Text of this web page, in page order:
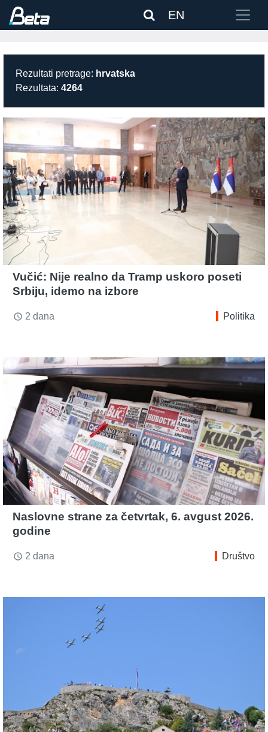
EN
Rezultati pretrage: hrvatska
Rezultata: 4264
Vučić: Nije realno da Tramp uskoro poseti
Srbiju, idemo na izbore
access_time 2 dana Politika
Naslovne strane za četvrtak, 6. avgust 2026.
godine
access_time 2 dana Društvo